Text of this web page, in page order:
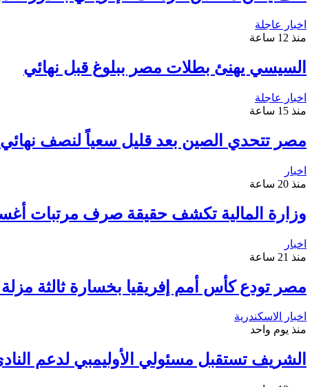
اخبار عاجلة
منذ 12 ساعة
السيسي يهنئ بطلات مصر ببلوغ قبل نهائي
اخبار عاجلة
منذ 15 ساعة
مصر تتحدي الصين بعد قليل سعياً لنصف نهائي
اخبار
منذ 20 ساعة
وزارة المالية تكشف حقيقة صرف مرتبات
اخبار
منذ 21 ساعة
مصر تودع كأس أمم إفريقيا بخسارة ثالثة مزلة
اخبار الاسكندرية
منذ يوم واحد
الشريف تستقبل مسئولي الأوليمبي لدعم